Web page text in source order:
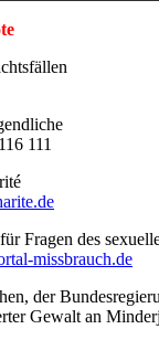
111
Fragen des
missbrauch.de
der
Gewalt an